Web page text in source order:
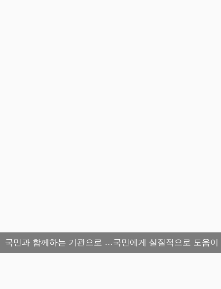
국민과 함께하는 기관으로 …국민에게 실질적으로 도움이